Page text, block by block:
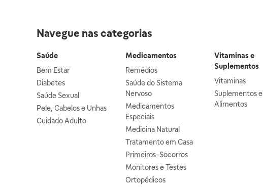
Navegue nas categorias
Saúde
Bem Estar
Diabetes
Saúde Sexual
Pele, Cabelos e Unhas
Cuidado Adulto
Medicamentos
Remédios
Saúde do Sistema
Nervoso
Medicamentos
Especiais
Medicina Natural
Tratamento em Casa
Primeiros-Socorros
Monitores e Testes
Ortopédicos
Vitaminas e
Suplementos
Vitaminas
Suplementos e
Alimentos